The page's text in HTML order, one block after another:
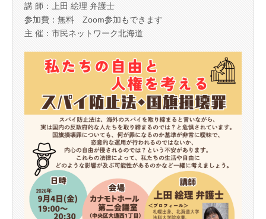
講 師：上田 絵理 弁護士
参加費：無料 Zoom参加もできます
主 催：市民ネットワーク北海道